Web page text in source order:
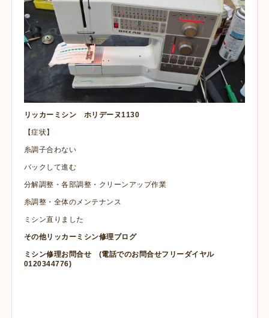
リッカーミシン ホリデーヌ1130
【症状】
糸調子合わない
バックして進む
分解調整・各部調整・クリーンアップ作業
糸調整・全体のメンテナンス
ミシン直りました
その他リッカーミシン修理ブログ
ミシン修理お問合せ
(電話でのお問合せフリーダイヤル
0120344776)